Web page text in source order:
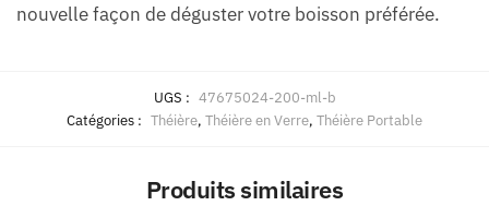
nouvelle façon de déguster votre boisson préférée.
UGS : 47675024-200-ml-b
Catégories : Théière, Théière en Verre, Théière Portable
Produits similaires